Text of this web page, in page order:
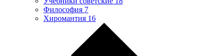
Философия 7
Хиромантия 16